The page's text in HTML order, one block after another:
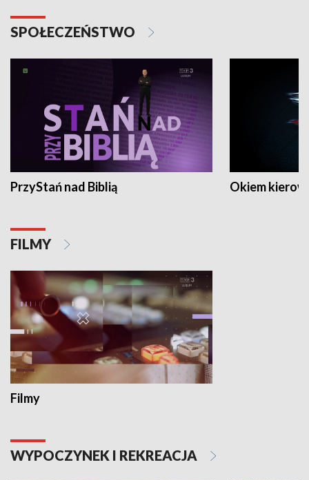
SPOŁECZEŃSTWO
PrzyStań nad Biblią Okiem
FILMY
Filmy
WYPOCZYNEK I REKREACJA